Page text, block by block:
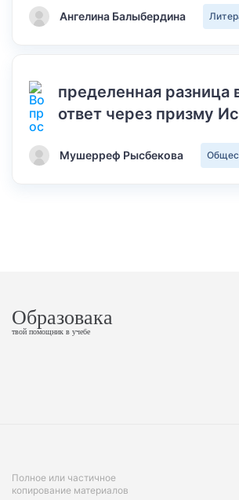
Ангелина Балыбердина
пределенная
ответ через призму
Мушерреф Рысбекова
Образовака
твой помощник в учебе
Полное или частичное
копирование материалов